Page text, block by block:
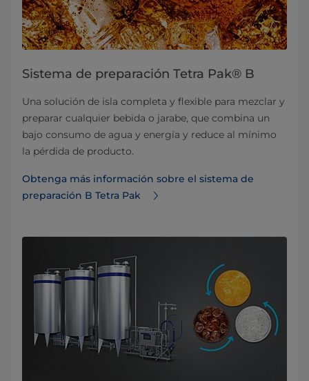
Sistema de preparación Tetra Pak® B
Una solución de isla completa y flexible para mezclar y
preparar cualquier bebida o jarabe, que combina un
bajo consumo de agua y energía y reduce al mínimo
la pérdida de producto.
Obtenga más información sobre el sistema de
preparación B Tetra Pak